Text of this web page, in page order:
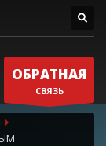
ОБРАТНАЯ
СВЯЗЬ